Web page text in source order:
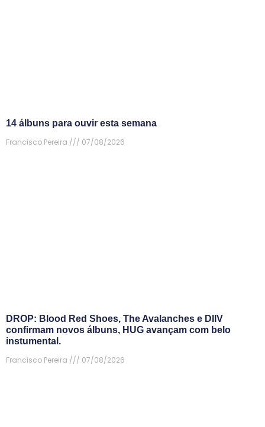
14 álbuns para ouvir esta semana
Francisco Pereira
07/08/2026
DROP: Blood Red Shoes, The Avalanches e DIIV
confirmam novos álbuns, HUG avançam com belo
instumental.
Francisco Pereira
07/08/2026